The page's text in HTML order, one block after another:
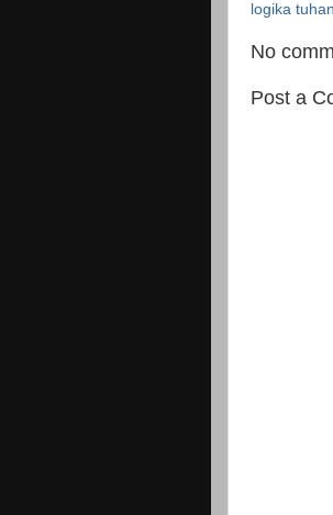
logika tuhan
No
Post a